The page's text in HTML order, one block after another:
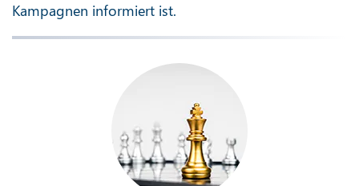
Kampagnen informiert ist.